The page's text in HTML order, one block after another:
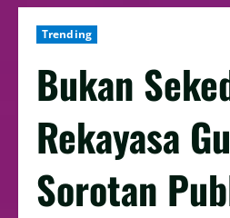
Trending
Bukan
Rekayasa
Sorotan